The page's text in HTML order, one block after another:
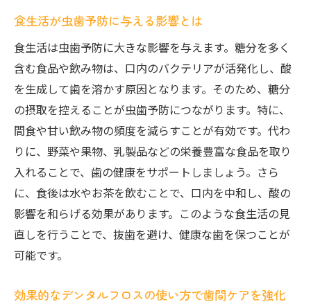
法
定期的なフッ素塗布の重要性とその効果
自宅でできるフッ素ケアの方法と製品選び
フッ素利用の安全性とその注意点
フッ素塗布がもたらす長期的な虫歯予防効
果
歯科医院でのフッ素トリートメントを受け
るべきタイミング
ストレスマネジメントが虫歯予防に与える意外
な効果
日常的にできる簡単なストレス解消法
食生活が虫歯予防に与える影響とは
食生活は虫歯予防に大きな影響を与えます。糖分を多く
含む食品や飲み物は、口内のバクテリアが活発化し、酸
を生成して歯を溶かす原因となります。そのため、糖分
の摂取を控えることが虫歯予防につながります。特に、
間食や甘い飲み物の頻度を減らすことが有効です。代わ
りに、野菜や果物、乳製品などの栄養豊富な食品を取り
入れることで、歯の健康をサポートしましょう。さら
に、食後は水やお茶を飲むことで、口内を中和し、酸の
影響を和らげる効果があります。このような食生活の見
直しを行うことで、抜歯を避け、健康な歯を保つことが
可能です。
効果的なデンタルフロスの使い方で歯間ケアを強化